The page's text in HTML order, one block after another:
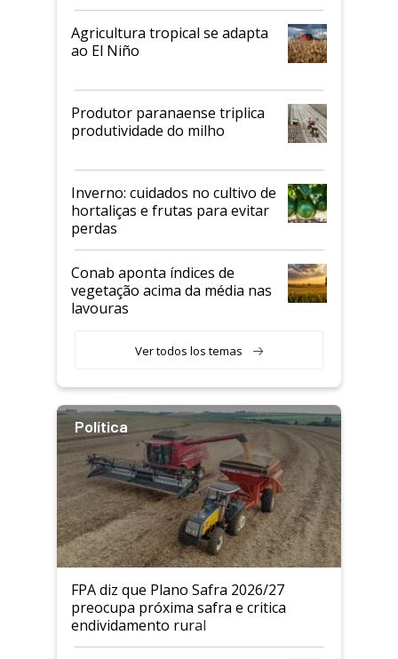
Agricultura tropical se adapta
ao El Niño
Produtor paranaense triplica
produtividade do milho
Inverno: cuidados no cultivo de
hortaliças e frutas para evitar
perdas
Conab aponta índices de
vegetação acima da média nas
lavouras
Ver todos los temas
Política
FPA diz que Plano Safra 2026/27
preocupa próxima safra e critica
endividamento rural